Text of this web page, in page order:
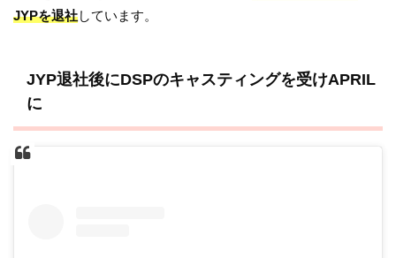
JYPを退社しています。
JYP退社後にDSPのキャスティングを受けAPRIL
に